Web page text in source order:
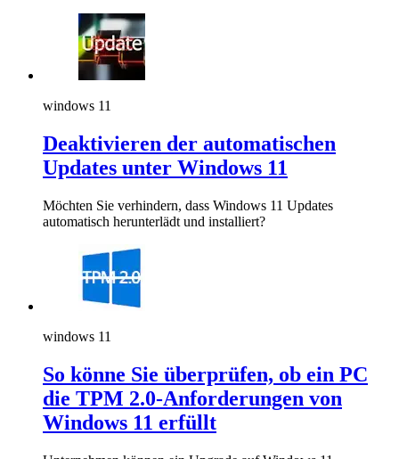
windows 11
Deaktivieren der automatischen
Updates unter Windows 11
Möchten Sie verhindern, dass Windows 11 Updates
automatisch herunterlädt und installiert?
windows 11
So könne Sie überprüfen, ob ein PC
die TPM 2.0-Anforderungen von
Windows 11 erfüllt